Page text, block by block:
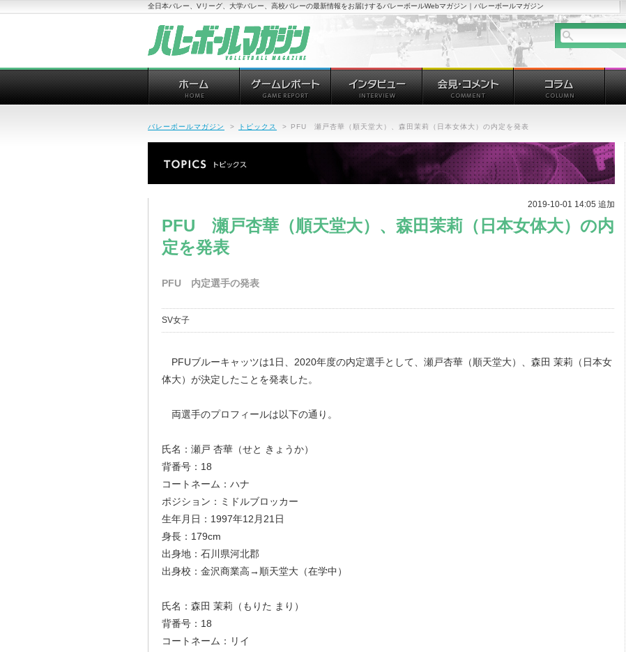
全日本バレー、Vリーグ、大学バレー、高校バレーの最新情報をお届けするバレーボールWebマガジン｜バレーボールマガジン
バレーボールマガジン > トピックス > PFU 瀬戸杏華（順天堂大）、森田茉莉（日本女体大）の内定を発表
2019-10-01 14:05 追加
PFU 瀬戸杏華（順天堂大）、森田茉莉（日本女体大）の内
定を発表
PFU 内定選手の発表
SV女子
PFUブルーキャッツは1日、2020年度の内定選手として、瀬戸杏華（順天堂大）、森田 茉莉（日本女
体大）が決定したことを発表した。
両選手のプロフィールは以下の通り。
氏名：瀬戸 杏華（せと きょうか）
背番号：18
コートネーム：ハナ
ポジション：ミドルブロッカー
生年月日：1997年12月21日
身長：179cm
出身地：石川県河北郡
出身校：金沢商業高→順天堂大（在学中）
氏名：森田 茉莉（もりた まり）
背番号：18
コートネーム：リイ